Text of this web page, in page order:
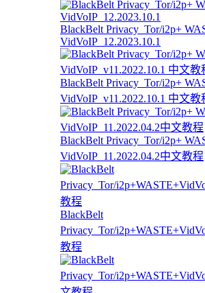
BlackBelt Privacy_Tor/i2p+
VidVoIP_12.2023.10.1
BlackBelt Privacy_Tor/i2p+
VidVoIP_v11.2022.10.1 中文教
BlackBelt Privacy_Tor/i2p+
VidVoIP_11.2022.04.2中文教程
BlackBelt
Privacy_Tor/
教程